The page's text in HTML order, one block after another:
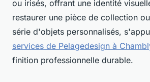
ou irisés, offrant une identité
restaurer une pièce de collection
série d'objets personnalisés,
services de Pelagedesign à
finition professionnelle durable.